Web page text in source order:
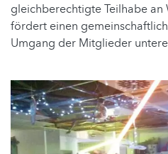
gleichberechtigte Teilhabe an
fördert einen
Umgang der Mitglieder